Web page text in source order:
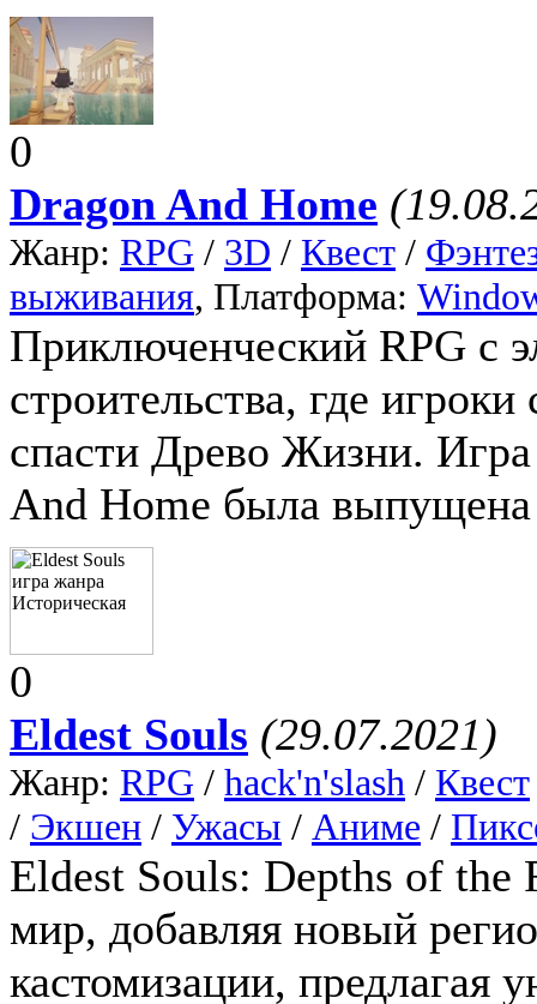
0
Dragon And Home
Жанр: RPG / 3D / Квест /
выживания, Платформа:
Приключенческий RPG с
строительства, где
спасти Древо Жизни.
And Home была
0
Eldest Souls (29.07.2021)
Жанр: RPG / hack'n'slash / Квест
/ Экшен / Ужасы / Аниме /
Eldest Souls: Depths of the
мир, добавляя новый
кастомизации, предлагая